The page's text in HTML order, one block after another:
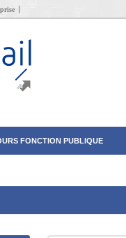
FONCTION PUBLIQUE